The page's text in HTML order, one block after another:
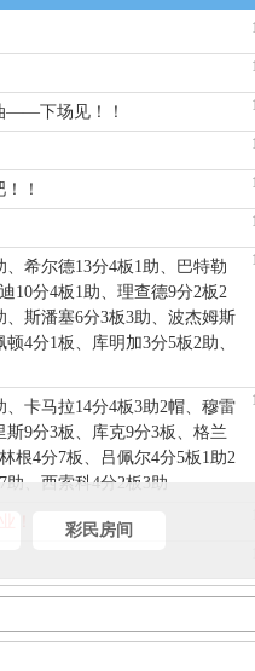
——下场见！！
！
希尔德13分4板1助、巴特勒
10分4板1助、理查德9分2板2
、斯潘塞6分3板3助、波杰姆斯
4分1板、库明加3分5板2助、
、卡马拉14分4板3助2帽、穆雷
斯9分3板、库克9分3板、格兰
根4分7板、吕佩尔4分5板1助2
助、西索科4分2板3助
！ 彩民房间